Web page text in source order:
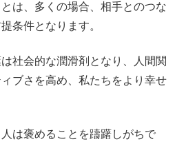
は、多くの場合、相手とのつな
条件となります。
社会的な潤滑剤となり、人間関
ブさを高め、私たちをより幸せ
は褒めることを躊躇しがちで